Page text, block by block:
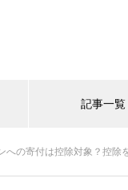
記事一覧
への寄付は控除対象？控除